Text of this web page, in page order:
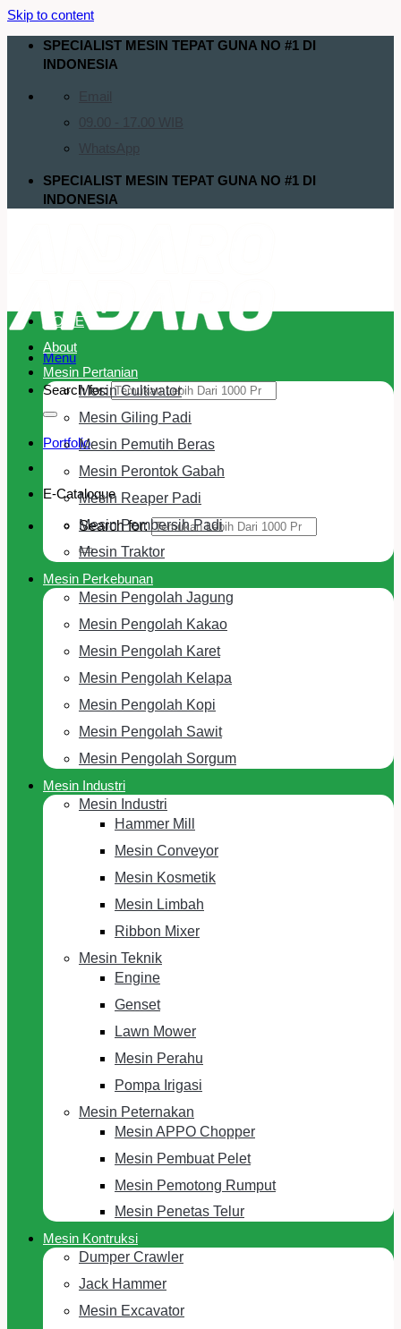
Skip to content
SPECIALIST MESIN TEPAT GUNA NO #1 DI
INDONESIA
SPECIALIST MESIN TEPAT GUNA NO #1 DI
INDONESIA
Menu
Search for:
Portfolio
E-Cataloque
Search for:
HOME
About
Mesin Pertanian
Mesin Cultivator
Mesin Giling Padi
Mesin Pemutih Beras
Mesin Perontok Gabah
Mesin Reaper Padi
Mesin Pembersih Padi
Mesin Traktor
Mesin Perkebunan
Mesin Pengolah Jagung
Mesin Pengolah Kakao
Mesin Pengolah Karet
Mesin Pengolah Kelapa
Mesin Pengolah Kopi
Mesin Pengolah Sawit
Mesin Pengolah Sorgum
Mesin Industri
Mesin Industri
Hammer Mill
Mesin Conveyor
Mesin Kosmetik
Mesin Limbah
Ribbon Mixer
Mesin Teknik
Engine
Genset
Lawn Mower
Mesin Perahu
Pompa Irigasi
Mesin Peternakan
Mesin APPO Chopper
Mesin Pembuat Pelet
Mesin Pemotong Rumput
Mesin Penetas Telur
Mesin Kontruksi
Dumper Crawler
Jack Hammer
Mesin Excavator